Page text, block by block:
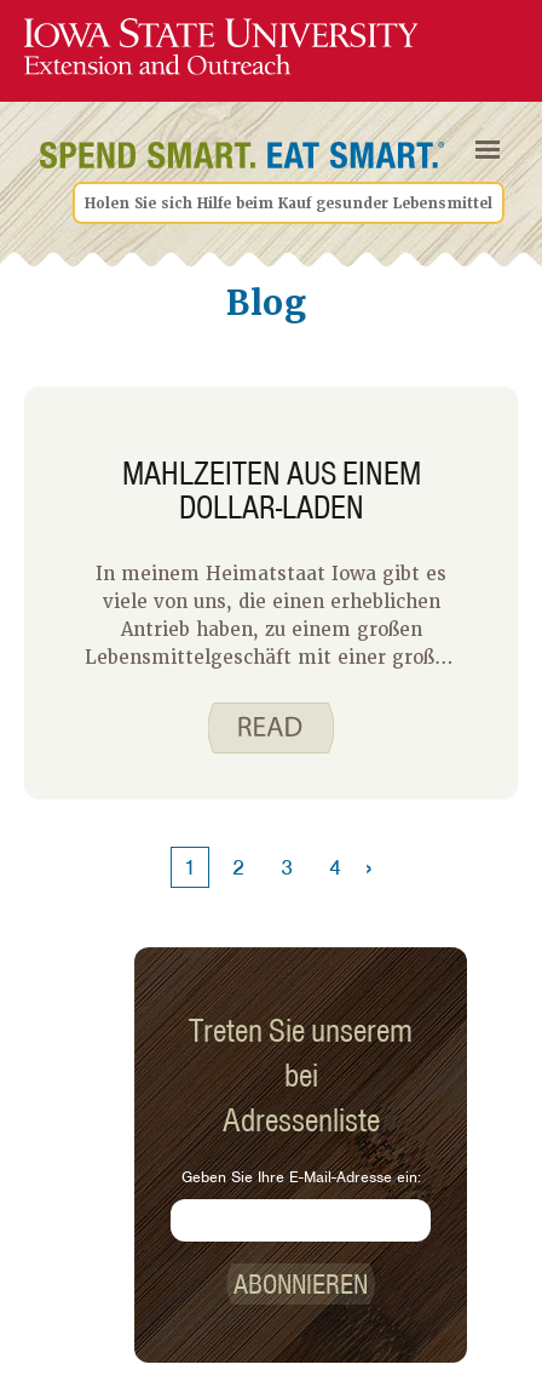
Holen Sie sich Hilfe beim Kauf gesunder Lebensmittel
Blog
MAHLZEITEN AUS EINEM
DOLLAR-LADEN
In meinem Heimatstaat Iowa gibt es
viele von uns, die einen erheblichen
Antrieb haben, zu einem großen
Lebensmittelgeschäft mit einer großen
gelangen. Fahrten in größere Städte
kosten Zeit und Geld für den
der eine Vielzahl von Artikeln verkauft,
darunter auch einige Lebensmittel. Die
gekühlte oder gefrorene Lebensmittel.
Ich dachte darüber nach, was ich mit
den haltbaren Lebensmitteln machen
könnte, die mein örtlicher Dollar-
Laden führt. Hier sind einige der
Produkte, die mir als besonders
nützlich aufgefallen sind und wie ich
sie zu einer Mahlzeit verarbeiten
würde.
1 2 3 4 ›
Treten Sie unserem
bei
Adressenliste
Geben Sie Ihre E-Mail-Adresse ein:
ABONNIEREN